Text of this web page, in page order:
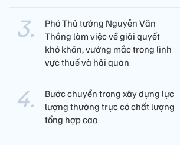
Phó Thủ tướng Nguyễn Văn
Thắng làm việc về giải quyết
khó khăn, vướng mắc trong lĩnh
vực thuế và hải quan
Bước chuyển trong xây dựng lực
lượng thường trực có chất lượng
tổng hợp cao